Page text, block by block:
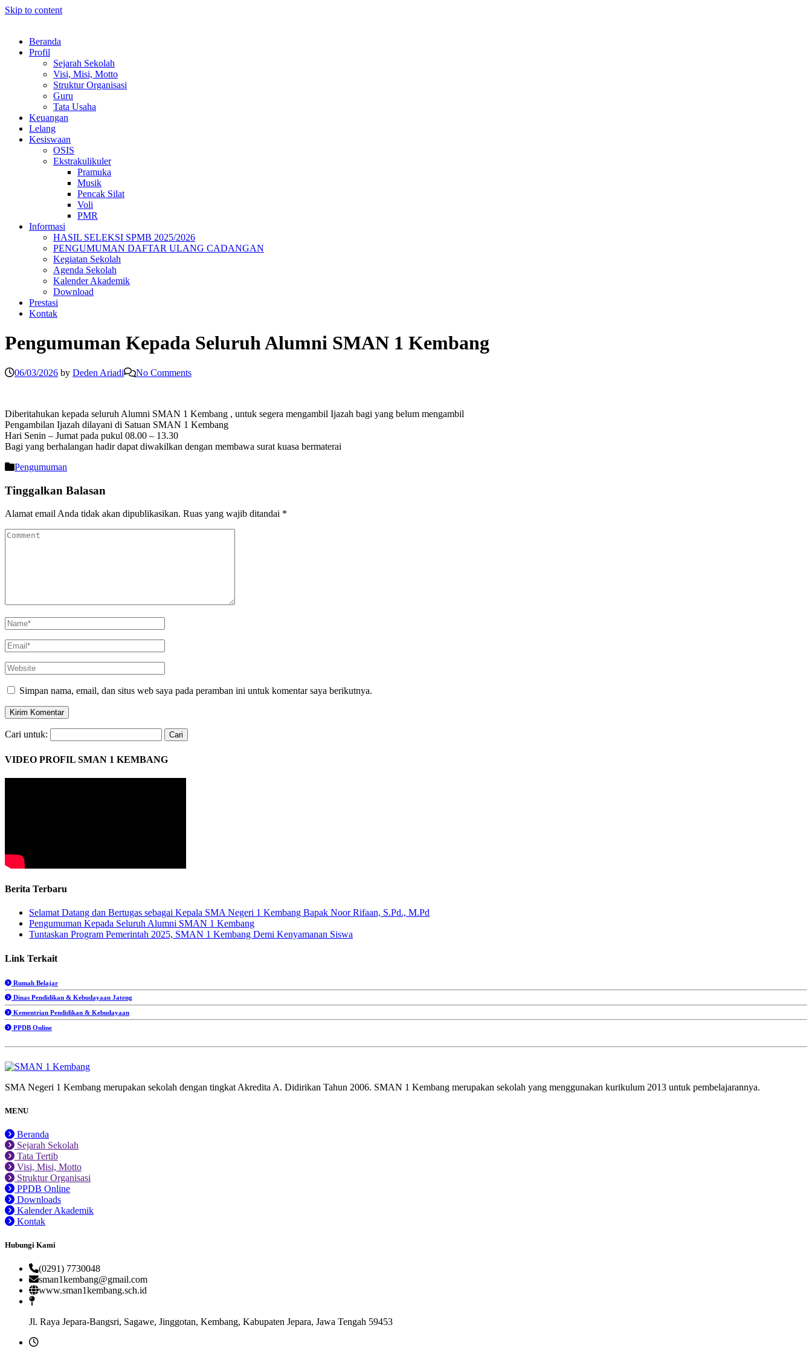
Skip to content
Beranda
Profil
Sejarah Sekolah
Visi, Misi, Motto
Struktur Organisasi
Guru
Tata Usaha
Keuangan
Lelang
Kesiswaan
OSIS
Ekstrakulikuler
Pramuka
Musik
Pencak Silat
Voli
PMR
Informasi
HASIL SELEKSI SPMB 2025/2026
PENGUMUMAN DAFTAR ULANG CADANGAN
Kegiatan Sekolah
Agenda Sekolah
Kalender Akademik
Download
Prestasi
Kontak
Pengumuman Kepada Seluruh Alumni SMAN 1 Kembang
06/03/2026 by Deden Ariadi No Comments
Diberitahukan kepada seluruh Alumni SMAN 1 Kembang , untuk segera mengambil Ijazah bagi yang belum mengambil
Pengambilan Ijazah dilayani di Satuan SMAN 1 Kembang
Hari Senin – Jumat pada pukul 08.00 – 13.30
Bagi yang berhalangan hadir dapat diwakilkan dengan membawa surat kuasa bermaterai
Pengumuman
Tinggalkan Balasan
Alamat email Anda tidak akan dipublikasikan. Ruas yang wajib ditandai *
Simpan nama, email, dan situs web saya pada peramban ini untuk komentar saya berikutnya.
Cari untuk:
VIDEO PROFIL SMAN 1 KEMBANG
Berita Terbaru
Selamat Datang dan Bertugas sebagai Kepala SMA Negeri 1 Kembang Bapak Noor Rifaan, S.Pd., M.Pd
Pengumuman Kepada Seluruh Alumni SMAN 1 Kembang
Tuntaskan Program Pemerintah 2025, SMAN 1 Kembang Demi Kenyamanan Siswa
Link Terkait
Rumah Belajar
Dinas Pendidikan & Kebudayaan Jateng
Kementrian Pendidikan & Kebudayaan
PPDB Online
SMA Negeri 1 Kembang merupakan sekolah dengan tingkat Akredita A. Didirikan Tahun 2006. SMAN 1 Kembang merupakan sekolah yang menggunakan kurikulum 2013 untuk pembelajarannya.
MENU
Beranda
Sejarah Sekolah
Tata Tertib
Visi, Misi, Motto
Struktur Organisasi
PPDB Online
Downloads
Kalender Akademik
Kontak
Hubungi Kami
(0291) 7730048
sman1kembang@gmail.com
www.sman1kembang.sch.id
Jl. Raya Jepara-Bangsri, Sagawe, Jinggotan, Kembang, Kabupaten Jepara, Jawa Tengah 59453